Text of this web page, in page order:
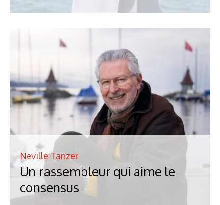
Neville Tanzer
Un rassembleur qui aime le
consensus